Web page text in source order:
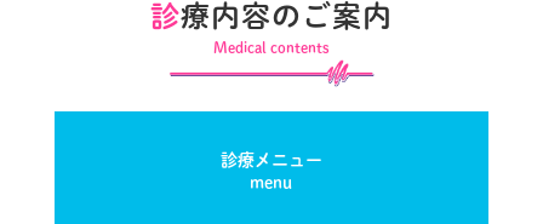
診療内容のご案内
Medical contents
診療メニュー
menu